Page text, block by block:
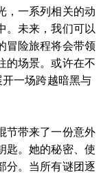
，一系列相关的动
。未来，我们可以
冒险旅程将会带领
的场景。或许在不
开一场跨越暗黑与
节带来了一份意外
匙。她的秘密、使
分。当所有谜团逐